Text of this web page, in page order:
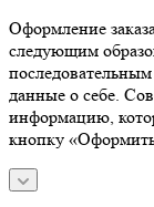
Оформление
следующим
данные о себе.
информацию,
кнопку «Оформить